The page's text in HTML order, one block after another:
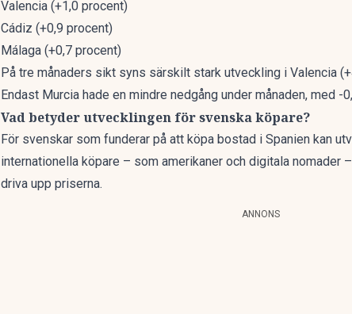
Valencia (+1,0 procent)
Cádiz (+0,9 procent)
Málaga (+0,7 procent)
På tre månaders sikt syns särskilt stark utveckling i Valencia
Endast Murcia hade en mindre nedgång under månaden, med -
Vad betyder utvecklingen för svenska köpare?
För svenskar som funderar på att köpa bostad i Spanien kan
internationella köpare – som amerikaner och digitala
driva upp priserna.
ANNONS